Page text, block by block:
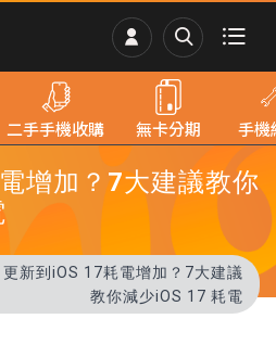
增加？7大建議教你
更新到iOS 17耗電增加？7大建議
教你減少iOS 17 耗電
二手手機收購 無卡分期 手機